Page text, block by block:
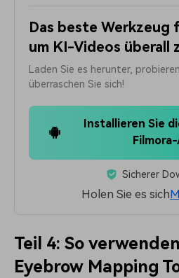
Das beste Werkzeug
um KI-Videos überall
Laden Sie es herunter,
überraschen Sie sich!
Installieren Sie
Sicherer
Holen Sie es sich
Teil 4: So
Eyebrow Mapping